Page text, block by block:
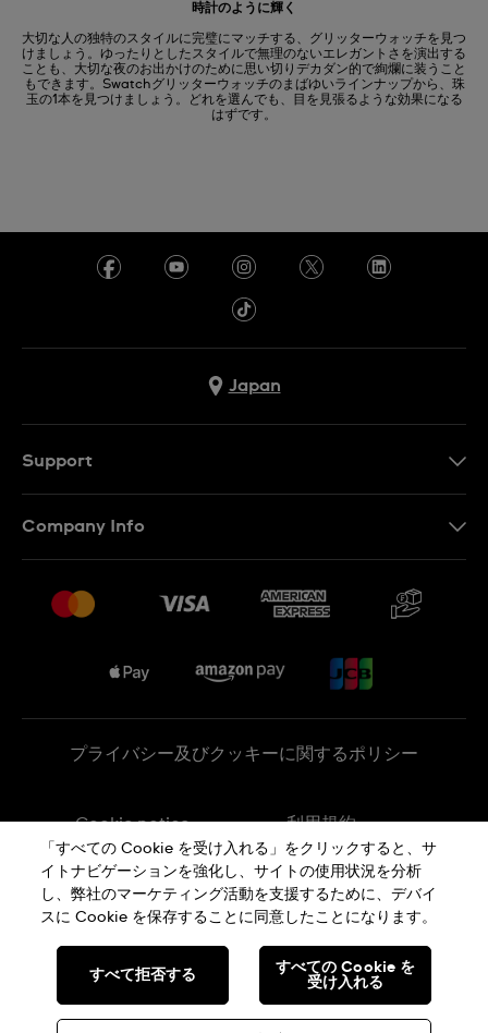
時計のように輝く
大切な人の独特のスタイルに完璧にマッチする、グリッターウォッチを見つ
けましょう。ゆったりとしたスタイルで無理のないエレガントさを演出する
ことも、大切な夜のお出かけのために思い切りデカダン的で絢爛に装うこと
もできます。Swatchグリッターウォッチのまばゆいラインナップから、珠
玉の1本を見つけましょう。どれを選んでも、目を見張るような効果になる
はずです。
Japan
Support
販売契約条件
Company Info
Swatchで働く
プライバシー及びクッキーに関するポリシー
Cookie notice 利用規約
特定商取引に関する法律に基づく表示
SWISS MADE
© SWATCH AG 2026. 無断複写・転載を禁じます。: SWISS WATCHES
「すべての Cookie を受け入れる」をクリックすると、サ
イトナビゲーションを強化し、サイトの使用状況を分析
し、弊社のマーケティング活動を支援するために、デバイ
スに Cookie を保存することに同意したことになります。
すべて拒否する
すべての Cookie を
受け入れる